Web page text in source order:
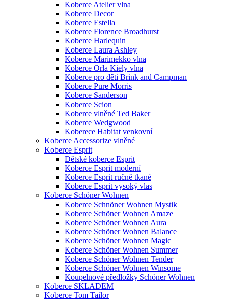
Koberce Atelier vlna
Koberce Decor
Koberce Estella
Koberce Florence Broadhurst
Koberce Harlequin
Koberce Laura Ashley
Koberce Marimekko vlna
Koberce Orla Kiely vlna
Koberce pro děti Brink and Campman
Koberce Pure Morris
Koberce Sanderson
Koberce Scion
Koberce vlněné Ted Baker
Koberce Wedgwood
Koberece Habitat venkovní
Koberce Accessorize vlněné
Koberce Esprit
Dětské koberce Esprit
Koberce Esprit moderní
Koberce Esprit ručně tkané
Koberce Esprit vysoký vlas
Koberce Schöner Wohnen
Koberce Schnöner Wohnen Mystik
Koberce Schöner Wohnen Amaze
Koberce Schöner Wohnen Aura
Koberce Schöner Wohnen Balance
Koberce Schöner Wohnen Magic
Koberce Schöner Wohnen Summer
Koberce Schöner Wohnen Tender
Koberce Schöner Wohnen Winsome
Koupelnové předložky Schöner Wohnen
Koberce SKLADEM
Koberce Tom Tailor